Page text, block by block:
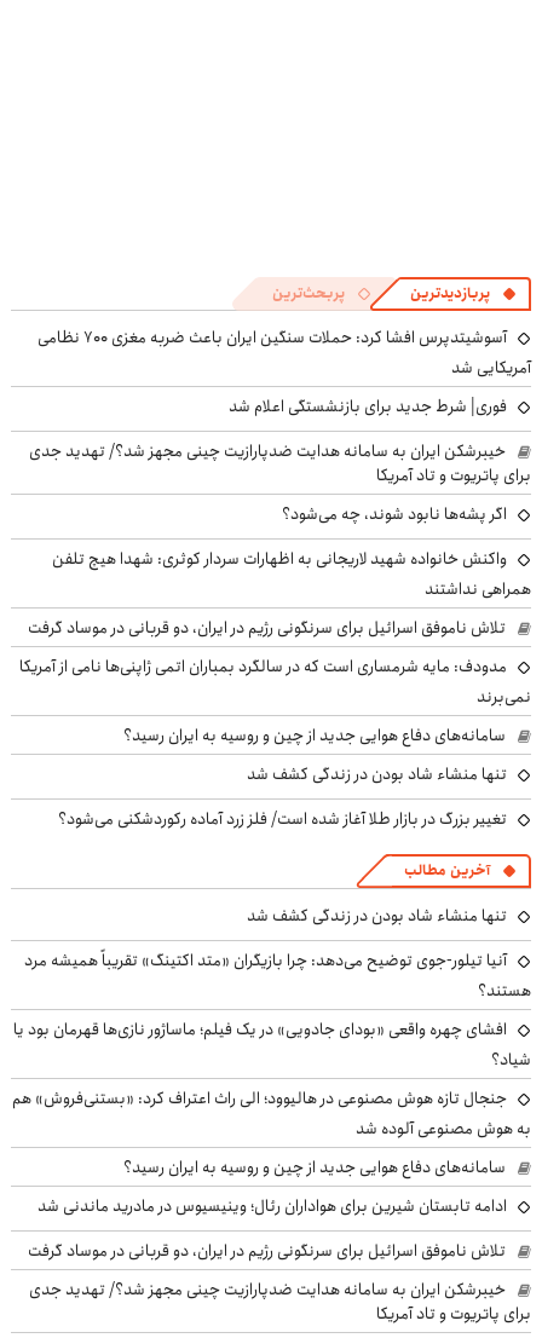
پربازدیدترین پربحث‌ترین
آسوشیتدپرس افشا کرد: حملات سنگین ایران باعث ضربه مغزی ۷۰۰ نظامی
آمریکایی شد
فوری| شرط جدید برای بازنشستگی اعلام شد
خیبرشکن ایران به سامانه هدایت ضدپارازیت چینی مجهز شد؟/ تهدید جدی
برای پاتریوت و تاد آمریکا
اگر پشه‌ها نابود شوند، چه می‌شود؟
واکنش خانواده شهید لاریجانی به اظهارات سردار کوثری: شهدا هیچ تلفن
همراهی نداشتند
تلاش ناموفق اسرائیل برای سرنگونی رژیم در ایران، دو قربانی در موساد گرفت
مدودف: مایه شرمساری است که در سالگرد بمباران اتمی ژاپنی‌ها نامی از آمریکا
نمی‌برند
سامانه‌های دفاع هوایی جدید از چین و روسیه به ایران رسید؟
تنها منشاء شاد بودن در زندگی کشف شد
تغییر بزرگ در بازار طلا آغاز شده است/ فلز زرد آماده رکوردشکنی می‌شود؟
آخرین مطالب
تنها منشاء شاد بودن در زندگی کشف شد
آنیا تیلور-جوی توضیح می‌دهد: چرا بازیگران «متد اکتینگ» تقریباً همیشه مرد
هستند؟
افشای چهره واقعی «بودای جادویی» در یک فیلم؛ ماساژور نازی‌ها قهرمان بود یا
شیاد؟
جنجال تازه هوش مصنوعی در هالیوود؛ الی راث اعتراف کرد: «بستنی‌فروش» هم
به هوش مصنوعی آلوده شد
سامانه‌های دفاع هوایی جدید از چین و روسیه به ایران رسید؟
ادامه تابستان شیرین برای هواداران رئال؛ وینیسیوس در مادرید ماندنی شد
تلاش ناموفق اسرائیل برای سرنگونی رژیم در ایران، دو قربانی در موساد گرفت
خیبرشکن ایران به سامانه هدایت ضدپارازیت چینی مجهز شد؟/ تهدید جدی
برای پاتریوت و تاد آمریکا